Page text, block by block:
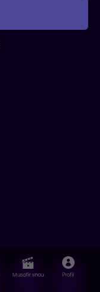
Musofir shou Profil